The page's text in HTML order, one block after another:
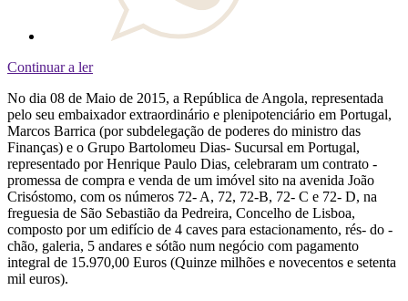
Continuar a ler
No dia 08 de Maio de 2015, a República de Angola, representada
pelo seu embaixador extraordinário e plenipotenciário em Portugal,
Marcos Barrica (por subdelegação de poderes do ministro das
Finanças) e o Grupo Bartolomeu Dias- Sucursal em Portugal,
representado por Henrique Paulo Dias, celebraram um contrato -
promessa de compra e venda de um imóvel sito na avenida João
Crisóstomo, com os números 72- A, 72, 72-B, 72- C e 72- D, na
freguesia de São Sebastião da Pedreira, Concelho de Lisboa,
composto por um edifício de 4 caves para estacionamento, rés- do -
chão, galeria, 5 andares e sótão num negócio com pagamento
integral de 15.970,00 Euros (Quinze milhões e novecentos e setenta
mil euros).